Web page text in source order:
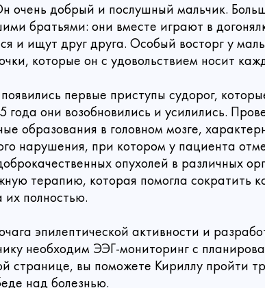
очень добрый и послушный мальчик.
братьями: они вместе играют в
и ищут друг друга. Особый восторг у
которые он с удовольствием носит
первые приступы судорог,
они возобновились и усилились.
образования в головном мозге,
нарушения, при котором у пациента
опухолей в различных
терапию, которая помогла сократить
их полностью.
эпилептической активности и
необходим ЭЭГ-мониторинг с
странице, вы поможете Кириллу пройти
над болезнью.
Связаться с